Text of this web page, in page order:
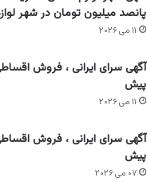
پانصد میلیون تومان در شهر
۱۱ می ۲۰۲۶
آگهی سرای ایرانی ، فروش
پیش
۱۱ می ۲۰۲۶
آگهی سرای ایرانی ، فروش
پیش
۰۷ می ۲۰۲۶